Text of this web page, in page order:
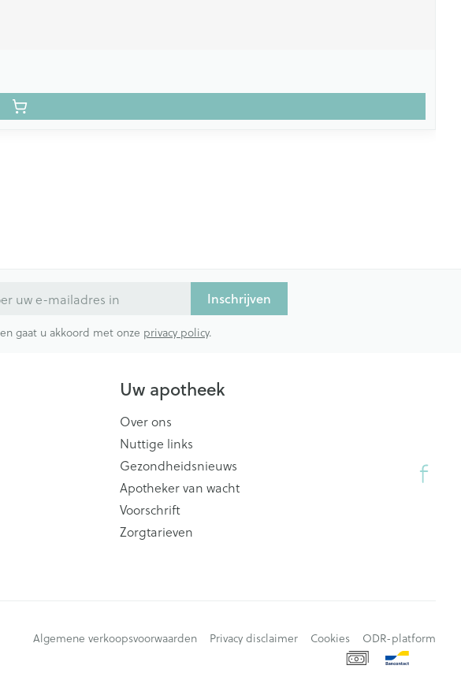
Inschrijven
gaat u akkoord met onze privacy policy.
Uw apotheek
Over ons
Nuttige links
Gezondheidsnieuws
Apotheker van wacht
Voorschrift
Zorgtarieven
Algemene verkoopsvoorwaarden Privacy disclaimer Cookies ODR-platform